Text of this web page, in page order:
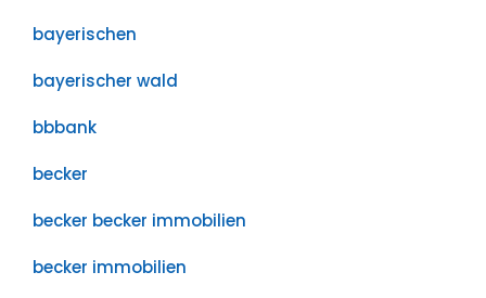
bayerischen
bayerischer wald
bbbank
becker
becker becker immobilien
becker immobilien